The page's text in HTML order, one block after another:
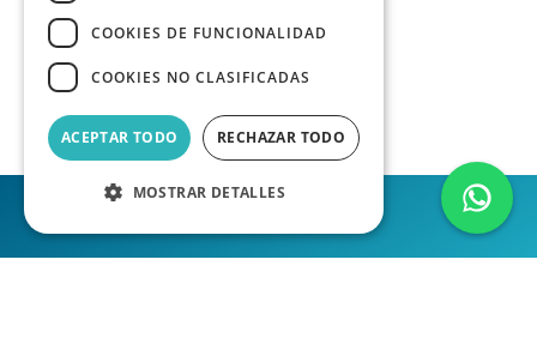
COOKIES DE FUNCIONALIDAD
COOKIES NO CLASIFICADAS
ACEPTAR TODO RECHAZAR TODO
MOSTRAR DETALLES